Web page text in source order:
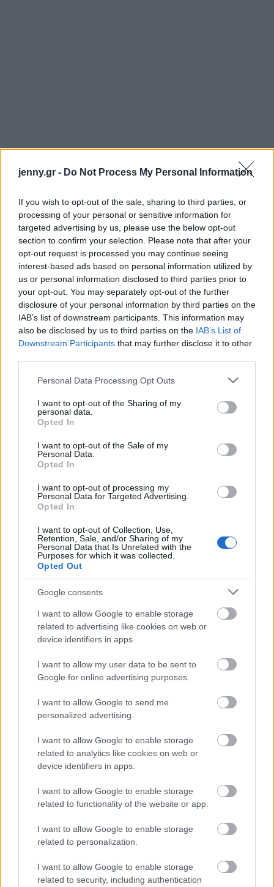
jenny.gr - Do Not Process My Personal Information
If you wish to opt-out of the sale, sharing to third parties, or
processing of your personal or sensitive information for
targeted advertising by us, please use the below opt-out
section to confirm your selection. Please note that after your
opt-out request is processed you may continue seeing
interest-based ads based on personal information utilized by
us or personal information disclosed to third parties prior to
your opt-out. You may separately opt-out of the further
disclosure of your personal information by third parties on the
IAB’s list of downstream participants. This information may
also be disclosed by us to third parties on the IAB’s List of
Downstream Participants that may further disclose it to other
Please note that this website/app uses one or more Google
not limited to your visit or usage behaviour. You may click to
grant or deny consent to Google and its third-party tags to
use your data for below specified purposes in below Google
consent section.
Personal Data Processing Opt Outs
I want to opt-out of the Sharing of my
personal data.
Opted In
I want to opt-out of the Sale of my
Personal Data.
Opted In
I want to opt-out of processing my
Personal Data for Targeted Advertising.
Opted In
I want to opt-out of Collection, Use,
Retention, Sale, and/or Sharing of my
Personal Data that Is Unrelated with the
Purposes for which it was collected.
Opted Out
Google consents
I want to allow Google to enable storage
related to advertising like cookies on web or
device identifiers in apps.
I want to allow my user data to be sent to
Google for online advertising purposes.
I want to allow Google to send me
personalized advertising.
I want to allow Google to enable storage
related to analytics like cookies on web or
device identifiers in apps.
I want to allow Google to enable storage
related to functionality of the website or app.
I want to allow Google to enable storage
related to personalization.
I want to allow Google to enable storage
related to security, including authentication
Επίσης στάθηκε και στο γεγονός πως η ανθρωπιά
έχει πλέον χαθεί και πως σε αυτό καθοριστικό ρόλο
έπαιξε το διαδίκτυο, αφού ο καθένας μπορεί να ό,τι
του έρθει στο μυαλό, με απόλυτη ελευθερία, χωρίς
όμως προηγουμένως να το έχει φιλτράρει.
«Νομίζω ότι αυτό είναι το κομμάτι που έχει
χαθεί τόσο αυτή τη στιγμή, με αυτό που
συμβαίνει στον ψηφιακό χώρο και σε ορισμένα
τμήματα των μέσων ενημέρωση. Έχουμε
αλλάξει».
Δες όλα όσα είπε στο παρακάτω
βίντεο: